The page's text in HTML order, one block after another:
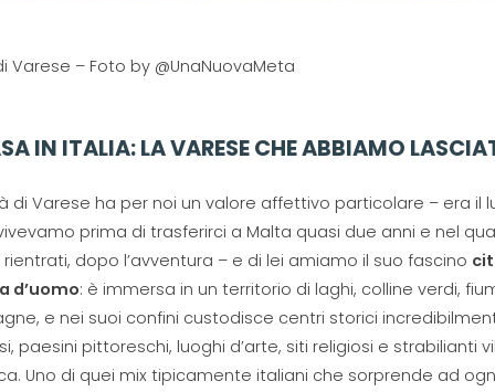
Varese – Foto by @UnaNuovaMeta
IN ITALIA: LA VARESE CHE ABBIAMO
di Varese ha per noi un valore affettivo particolare – era il
prima di trasferirci a Malta quasi due anni e nel
dopo l’avventura – e di lei amiamo il suo fascino
d’uomo: è immersa in un territorio di laghi, colline verdi,
e nei suoi confini custodisce centri storici
paesini pittoreschi, luoghi d’arte, siti religiosi e strabilianti
Uno di quei mix tipicamente italiani che sorprende ad